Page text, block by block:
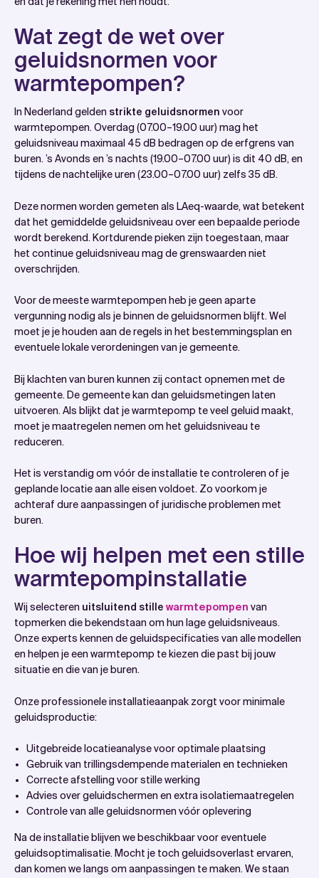
Wat zegt de wet over
geluidsnormen voor
warmtepompen?
In Nederland gelden strikte geluidsnormen voor
warmtepompen. Overdag (07.00–19.00 uur) mag het
geluidsniveau maximaal 45 dB bedragen op de erfgrens van
buren. ’s Avonds en ’s nachts (19.00–07.00 uur) is dit 40 dB, en
tijdens de nachtelijke uren (23.00–07.00 uur) zelfs 35 dB.
Deze normen worden gemeten als LAeq-waarde, wat betekent
dat het gemiddelde geluidsniveau over een bepaalde periode
wordt berekend. Kortdurende pieken zijn toegestaan, maar
het continue geluidsniveau mag de grenswaarden niet
overschrijden.
Voor de meeste warmtepompen heb je geen aparte
vergunning nodig als je binnen de geluidsnormen blijft. Wel
moet je je houden aan de regels in het bestemmingsplan en
eventuele lokale verordeningen van je gemeente.
Bij klachten van buren kunnen zij contact opnemen met de
gemeente. De gemeente kan dan geluidsmetingen laten
uitvoeren. Als blijkt dat je warmtepomp te veel geluid maakt,
moet je maatregelen nemen om het geluidsniveau te
reduceren.
Het is verstandig om vóór de installatie te controleren of je
geplande locatie aan alle eisen voldoet. Zo voorkom je
achteraf dure aanpassingen of juridische problemen met
buren.
Hoe wij helpen met een stille
warmtepompinstallatie
Wij selecteren uitsluitend stille warmtepompen van
topmerken die bekendstaan om hun lage geluidsniveaus.
Onze experts kennen de geluidspecificaties van alle modellen
en helpen je een warmtepomp te kiezen die past bij jouw
situatie en die van je buren.
Onze professionele installatieaanpak zorgt voor minimale
geluidsproductie:
Uitgebreide locatieanalyse voor optimale plaatsing
Gebruik van trillingsdempende materialen en technieken
Correcte afstelling voor stille werking
Advies over geluidschermen en extra isolatiemaatregelen
Controle van alle geluidsnormen vóór oplevering
Na de installatie blijven we beschikbaar voor eventuele
geluidsoptimalisatie. Mocht je toch geluidsoverlast ervaren,
dan komen we langs om aanpassingen te maken. We staan